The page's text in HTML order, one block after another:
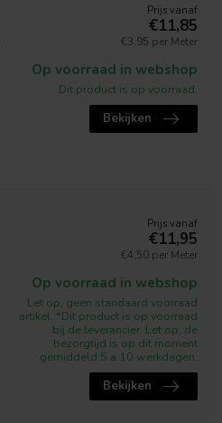
Prijs vanaf
€11,85
€3,95 per Meter
Op voorraad in webshop
Dit product is op voorraad.
Bekijken
Prijs vanaf
€11,95
€4,50 per Meter
Op voorraad in webshop
Let op, geen standaard voorraad
artikel. *Dit product is op voorraad
bij de leverancier. Let op, de
bezorgtijd is op dit moment
gemiddeld 5 a 10 werkdagen.
Bekijken